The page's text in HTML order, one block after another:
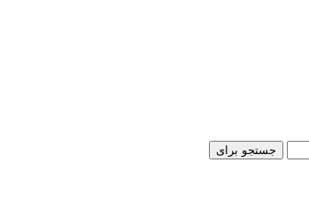
جستجو برای